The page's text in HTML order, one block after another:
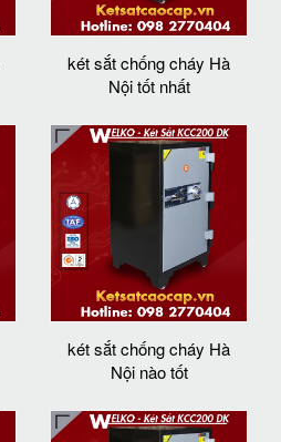
két sắt chống cháy Hà
Nội tốt nhất
két sắt chống cháy Hà
Nội nào tốt